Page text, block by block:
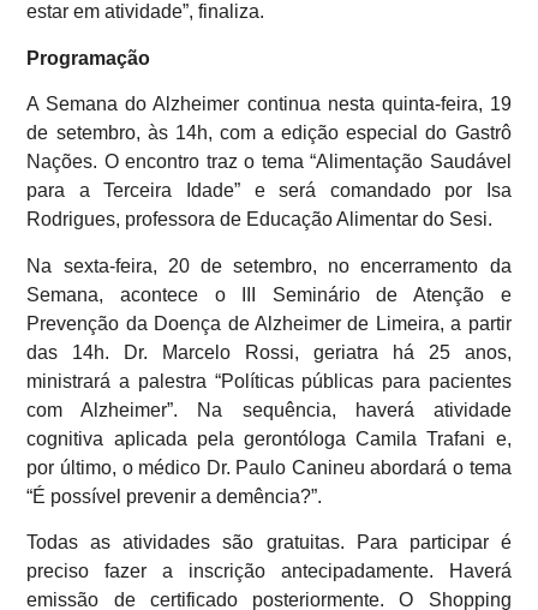
estar em atividade”, finaliza.
Programação
A Semana do Alzheimer continua nesta quinta-feira, 19
de setembro, às 14h, com a edição especial do Gastrô
Nações. O encontro traz o tema “Alimentação Saudável
para a Terceira Idade” e será comandado por Isa
Rodrigues, professora de Educação Alimentar do Sesi.
Na sexta-feira, 20 de setembro, no encerramento da
Semana, acontece o III Seminário de Atenção e
Prevenção da Doença de Alzheimer de Limeira, a partir
das 14h. Dr. Marcelo Rossi, geriatra há 25 anos,
ministrará a palestra “Políticas públicas para pacientes
com Alzheimer”. Na sequência, haverá atividade
cognitiva aplicada pela gerontóloga Camila Trafani e,
por último, o médico Dr. Paulo Canineu abordará o tema
“É possível prevenir a demência?”.
Todas as atividades são gratuitas. Para participar é
preciso fazer a inscrição antecipadamente. Haverá
emissão de certificado posteriormente. O Shopping